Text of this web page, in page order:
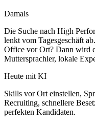
Damals
Die Suche nach High
lenkt vom Tagesgeschäft
Office vor Ort? Dann wird
Muttersprachler, lokale
Heute mit KI
Skills vor Ort einstellen,
Recruiting, schnellere
perfekten Kandidaten.